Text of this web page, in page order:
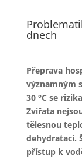
dnech
Přeprava
významným
30 °C se
Zvířata
tělesnou
dehydrataci.
přístup k